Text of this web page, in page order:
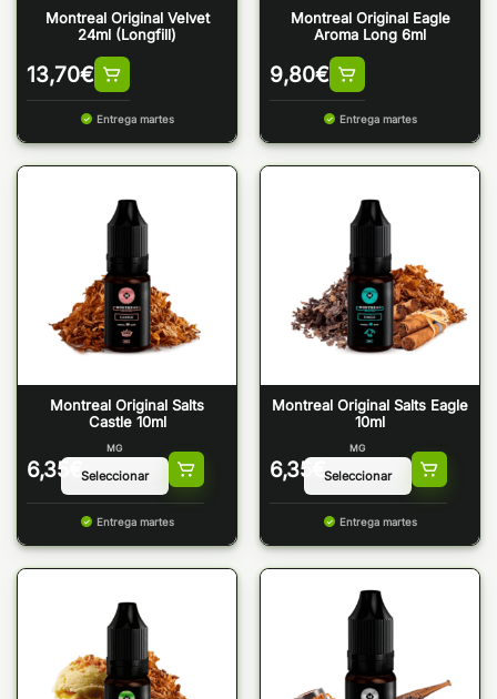
Montreal Original Velvet
24ml (Longfill)
13,70€
Entrega martes
Montreal Original Eagle
Aroma Long 6ml
9,80€
Entrega martes
Montreal Original Salts
Castle 10ml
6,35 €
MG
Entrega martes
Montreal Original Salts Eagle
10ml
6,35 €
MG
Entrega martes